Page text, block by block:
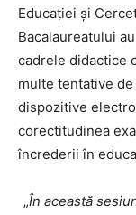
Educației și
Bacalaureatului
cadrele didactice
multe tentative
dispozitive
corectitudinea
încrederii în
„În această